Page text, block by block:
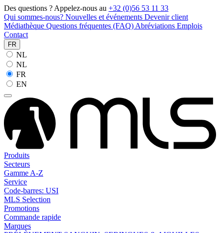
Des questions ? Appelez-nous au +32 (0)56 53 11 33
Qui sommes-nous? Nouvelles et événements Devenir client
Médiathèque Questions fréquentes (FAQ) Abréviations Emplois
Contact
FR
NL
NL
FR
EN
Produits
Secteurs
Gamme A-Z
Service
Code-barres: USI
MLS Selection
Promotions
Commande rapide
Marques